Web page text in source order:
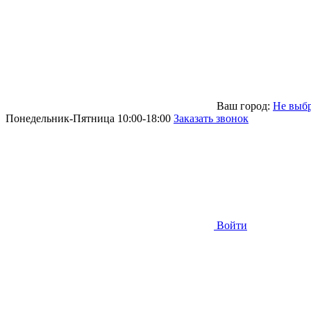
Ваш город: Не
Понедельник-Пятница 10:00-18:00 Заказать звонок
Войти